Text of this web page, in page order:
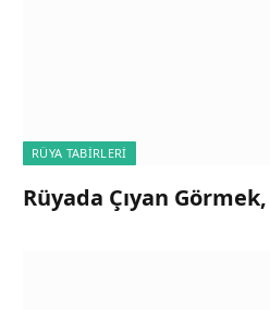
RÜYA TABIRLERI
Rüyada Çıyan